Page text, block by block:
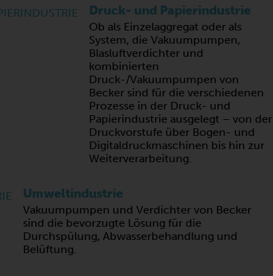
Druck- und Papierindustrie
Ob als Einzelaggregat oder als
System, die Vakuumpumpen,
Blasluftverdichter und
kombinierten
Druck-/Vakuumpumpen von
Becker sind für die verschiedenen
Prozesse in der Druck- und
Papierindustrie ausgelegt – von der
Druckvorstufe über Bogen- und
Digitaldruckmaschinen bis hin zur
Weiterverarbeitung.
Umweltindustrie
Vakuumpumpen und Verdichter von Becker
sind die bevorzugte Lösung für die
Durchspülung, Abwasserbehandlung und
Belüftung.